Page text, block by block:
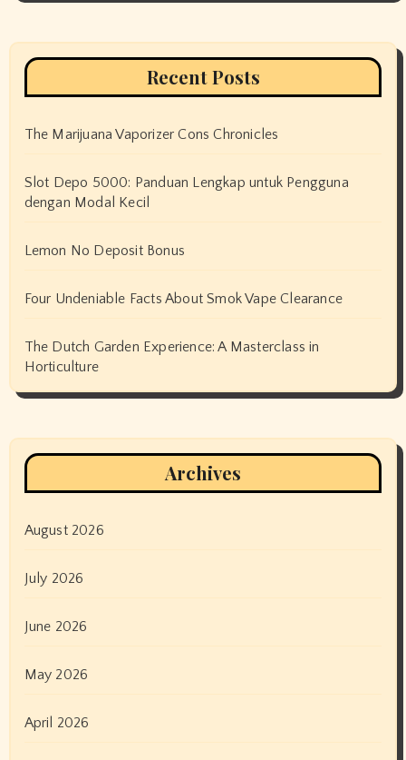
Recent Posts
The Marijuana Vaporizer Cons Chronicles
Slot Depo 5000: Panduan Lengkap untuk Pengguna
dengan Modal Kecil
Lemon No Deposit Bonus
Four Undeniable Facts About Smok Vape Clearance
The Dutch Garden Experience: A Masterclass in
Horticulture
Archives
August 2026
July 2026
June 2026
May 2026
April 2026